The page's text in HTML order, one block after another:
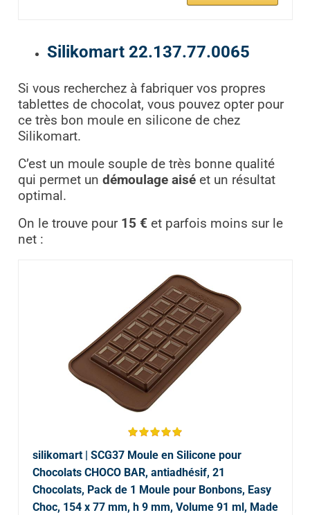
Silikomart 22.137.77.0065
Si vous recherchez à fabriquer vos propres
tablettes de chocolat, vous pouvez opter pour
ce très bon moule en silicone de chez
Silikomart.
C’est un moule souple de très bonne qualité
qui permet un démoulage aiséet un résultat
optimal.
On le trouve pour 15 € et parfois moins sur le
net :
silikomart | SCG37 Moule en Silicone pour
Chocolats CHOCO BAR, antiadhésif, 21
Chocolats, Pack de 1 Moule pour Bonbons, Easy
Choc, 154 x 77 mm, h 9 mm, Volume 91 ml, Made